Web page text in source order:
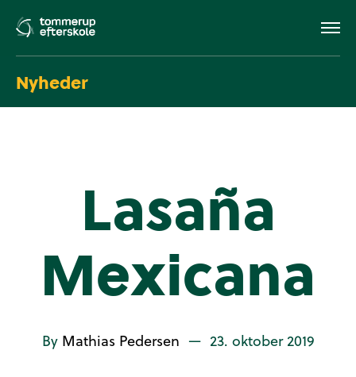
Nyheder
Lasaña
Mexicana
By Mathias Pedersen — 23. oktober 2019